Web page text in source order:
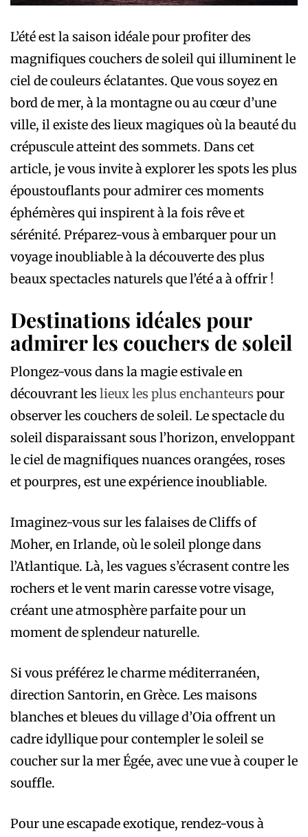
L’été est la saison idéale pour profiter des
magnifiques couchers de soleil qui illuminent le
ciel de couleurs éclatantes. Que vous soyez en
bord de mer, à la montagne ou au cœur d’une
ville, il existe des lieux magiques où la beauté du
crépuscule atteint des sommets. Dans cet
article, je vous invite à explorer les spots les plus
époustouflants pour admirer ces moments
éphémères qui inspirent à la fois rêve et
sérénité. Préparez-vous à embarquer pour un
voyage inoubliable à la découverte des plus
beaux spectacles naturels que l’été a à offrir !
Destinations idéales pour
admirer les couchers de soleil
Plongez-vous dans la magie estivale en
découvrant les lieux les plus enchanteurs pour
observer les couchers de soleil. Le spectacle du
soleil disparaissant sous l’horizon, enveloppant
le ciel de magnifiques nuances orangées, roses
et pourpres, est une expérience inoubliable.
Imaginez-vous sur les falaises de Cliffs of
Moher, en Irlande, où le soleil plonge dans
l’Atlantique. Là, les vagues s’écrasent contre les
rochers et le vent marin caresse votre visage,
créant une atmosphère parfaite pour un
moment de splendeur naturelle.
Si vous préférez le charme méditerranéen,
direction Santorin, en Grèce. Les maisons
blanches et bleues du village d’Oia offrent un
cadre idyllique pour contempler le soleil se
coucher sur la mer Égée, avec une vue à couper le
souffle.
Pour une escapade exotique, rendez-vous à